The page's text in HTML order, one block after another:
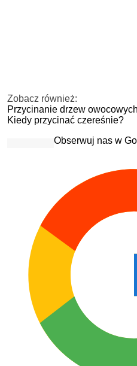
Zobacz również:
Przycinanie drzew owocowych
Kiedy przycinać czereśnie?
Obserwuj nas w